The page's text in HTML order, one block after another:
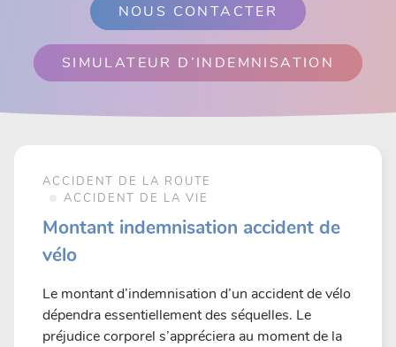
NOUS CONTACTER
SIMULATEUR D’INDEMNISATION
ACCIDENT DE LA ROUTE
ACCIDENT DE LA VIE
Montant indemnisation accident de
vélo
Le montant d’indemnisation d’un accident de vélo
dépendra essentiellement des séquelles. Le
préjudice corporel s’appréciera au moment de la